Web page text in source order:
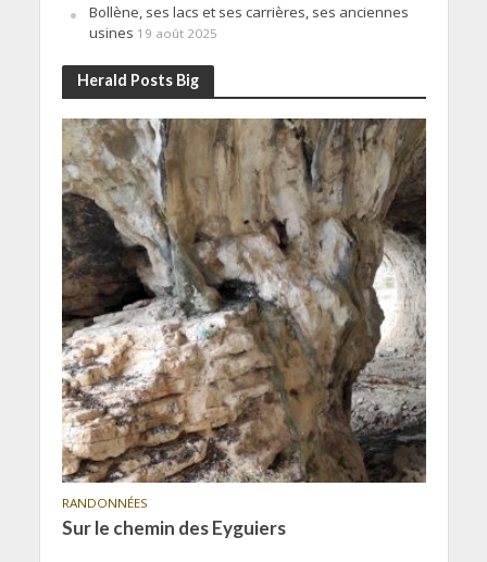
Bollène, ses lacs et ses carrières, ses anciennes
usines 19 août 2025
Herald Posts Big
RANDONNÉES
Sur le chemin des Eyguiers